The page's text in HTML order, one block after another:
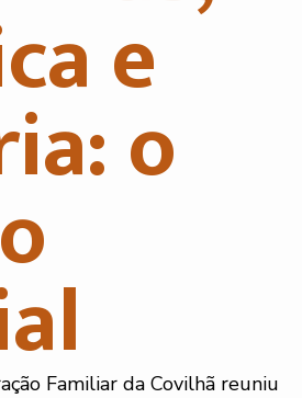
e
o
Familiar da Covilhã reuniu